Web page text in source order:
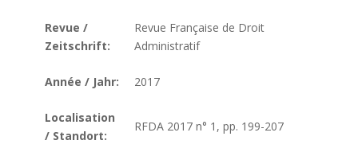
Revue /
Zeitschrift:
Revue Française de Droit
Administratif
Année / Jahr: 2017
Localisation
/ Standort:
RFDA 2017 n° 1, pp. 199-207